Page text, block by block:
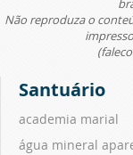
Não reproduza o
Santuário
academia marial
água mineral